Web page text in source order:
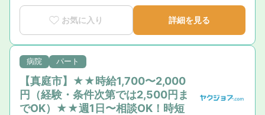
お気に入り 詳細を見る
病院 パート
【真庭市】★★時給1,700〜2,000
円（経験・条件次第では2,500円ま
でOK）★★週1日〜相談OK！時短